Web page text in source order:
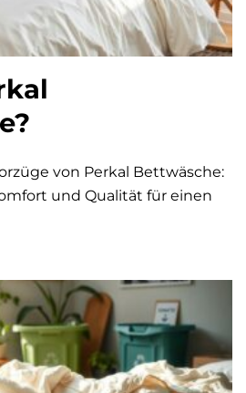
von Perkal Bettwäsche:
und Qualität für einen